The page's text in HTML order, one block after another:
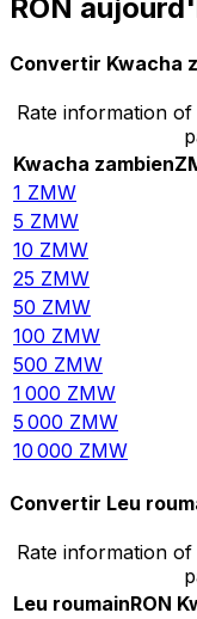
RON
Convertir Kwacha
Rate information
Kwacha zambien
1 ZMW
5 ZMW
10 ZMW
25 ZMW
50 ZMW
100 ZMW
500 ZMW
1 000 ZMW
5 000 ZMW
10 000 ZMW
Convertir Leu
Rate information
Leu roumainRON